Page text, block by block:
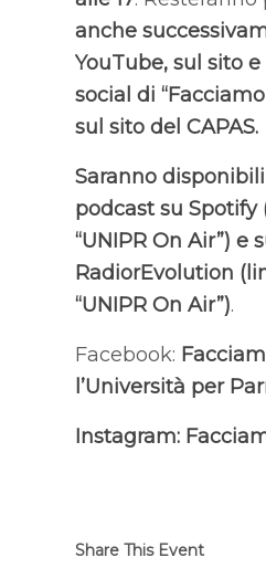
anche
YouTube, sul sito
social di “
sul sito del CAPAS.
Saranno
podcast su Spotify
“UNIPR On Air”) e
RadiorEvolution
“UNIPR On Air”).
Facebook:
l’Università per
Instagram:
Share This Event